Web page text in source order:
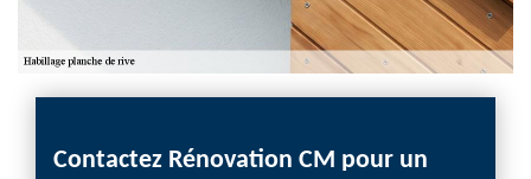
Contactez Rénovation CM pour un